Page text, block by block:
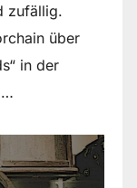
zufällig.
über
in der